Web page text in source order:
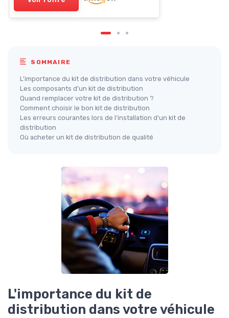
SOMMAIRE
L'importance du kit de distribution dans votre véhicule
Les composants d'un kit de distribution
Quand remplacer votre kit de distribution ?
Comment choisir le bon kit de distribution
Les erreurs courantes lors de l'installation d'un kit de
distribution
Où acheter un kit de distribution de qualité
L'importance du kit de
distribution dans votre véhicule